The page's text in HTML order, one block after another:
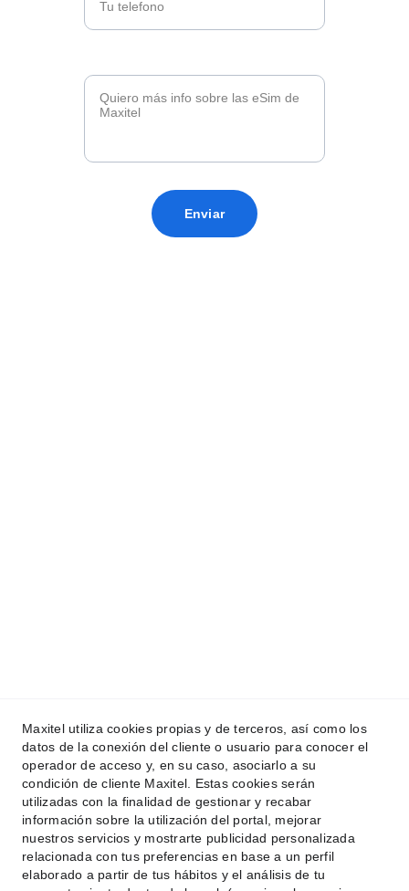
Enviar
+34 722  502 782
Enviar consulta ahora
Maxitel utiliza cookies propias y de terceros, así como los
datos de la conexión del cliente o usuario para conocer el
operador de acceso y, en su caso, asociarlo a su
condición de cliente Maxitel. Estas cookies serán
utilizadas con la finalidad de gestionar y recabar
información sobre la utilización del portal, mejorar
nuestros servicios y mostrarte publicidad personalizada
relacionada con tus preferencias en base a un perfil
elaborado a partir de tus hábitos y el análisis de tu